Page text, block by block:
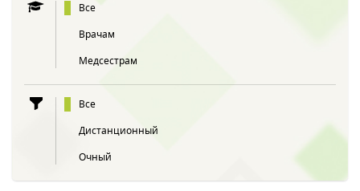
Все
Врачам
Медсестрам
Все
Дистанционный
Очный